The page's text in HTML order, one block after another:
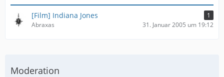
[Film] Indiana Jones
1
Abraxas
31. Januar 2005 um 19:12
Moderation